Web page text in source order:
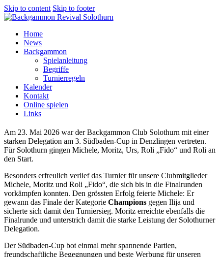
Skip to content Skip to footer
Home
News
Backgammon
Spielanleitung
Begriffe
Turnierregeln
Kalender
Kontakt
Online spielen
Links
Am 23. Mai 2026 war der Backgammon Club Solothurn mit einer
starken Delegation am 3. Südbaden-Cup in Denzlingen vertreten.
Für Solothurn gingen Michele, Moritz, Urs, Roli „Fido“ und Roli an
den Start.
Besonders erfreulich verlief das Turnier für unsere Clubmitglieder
Michele, Moritz und Roli „Fido“, die sich bis in die Finalrunden
vorkämpfen konnten. Den grössten Erfolg feierte Michele: Er
gewann das Finale der Kategorie Champions gegen Ilija und
sicherte sich damit den Turniersieg. Moritz erreichte ebenfalls die
Finalrunde und unterstrich damit die starke Leistung der Solothurner
Delegation.
Der Südbaden-Cup bot einmal mehr spannende Partien,
freundschaftliche Begegnungen und beste Werbung für unseren